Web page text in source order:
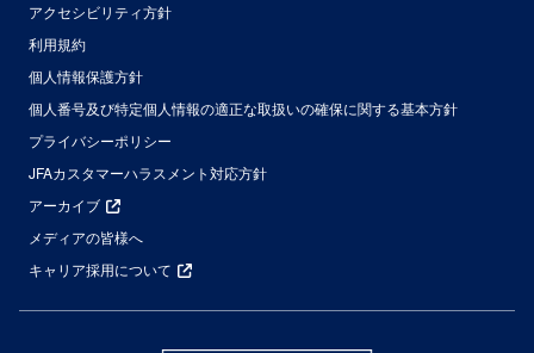
アクセシビリティ方針
利用規約
個人情報保護方針
個人番号及び特定個人情報の適正な取扱いの確保に関する基本方針
プライバシーポリシー
JFAカスタマーハラスメント対応方針
アーカイブ
メディアの皆様へ
キャリア採用について